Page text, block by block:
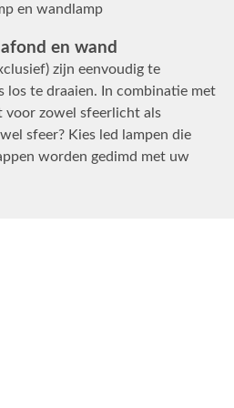
en wandlamp
en wand
zijn eenvoudig te
los te draaien. In combinatie met
voor zowel sfeerlicht als
sfeer? Kies led lampen die
worden gedimd met uw